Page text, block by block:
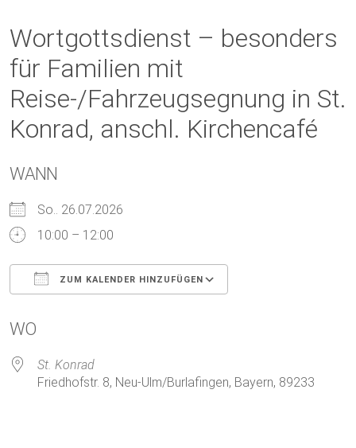
Wortgottsdienst – besonders
für Familien mit
Reise-/Fahrzeugsegnung in St.
Konrad, anschl. Kirchencafé
WANN
So.. 26.07.2026
10:00 – 12:00
ZUM KALENDER HINZUFÜGEN
WO
St. Konrad
Friedhofstr. 8, Neu-Ulm/Burlafingen, Bayern, 89233